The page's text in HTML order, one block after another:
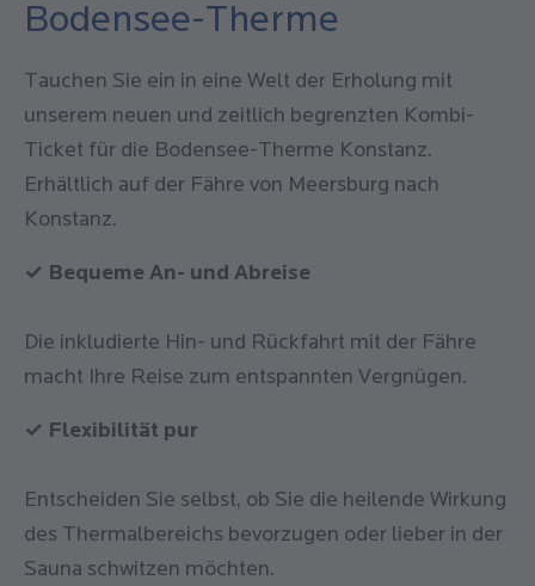
Bodensee-Therme
Tauchen Sie ein in eine Welt der Erholung mit
unserem neuen und zeitlich begrenzten Kombi-
Ticket für die Bodensee-Therme Konstanz.
Erhältlich auf der Fähre von Meersburg nach
Konstanz.
✓ Bequeme An- und Abreise
Die inkludierte Hin- und Rückfahrt mit der Fähre
macht Ihre Reise zum entspannten Vergnügen.
✓ Flexibilität pur
Entscheiden Sie selbst, ob Sie die heilende Wirkung
des Thermalbereichs bevorzugen oder lieber in der
Sauna schwitzen möchten.